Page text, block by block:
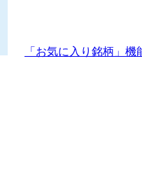
「お気に入り銘柄」機